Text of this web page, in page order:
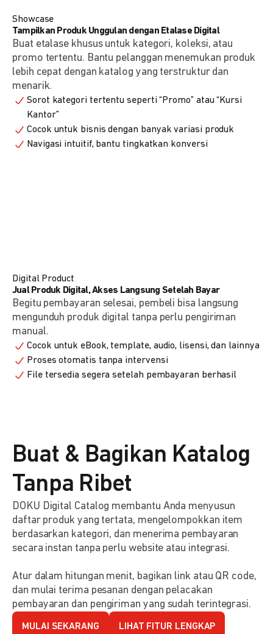
Showcase
Tampilkan Produk Unggulan dengan Etalase Digital
Buat etalase khusus untuk kategori, koleksi, atau
promo tertentu. Bantu pelanggan menemukan produk
lebih cepat dengan katalog yang terstruktur dan
menarik.
Sorot kategori tertentu seperti “Promo” atau “Kursi
Kantor”
Cocok untuk bisnis dengan banyak variasi produk
Navigasi intuitif, bantu tingkatkan konversi
Digital Product
Jual Produk Digital, Akses Langsung Setelah Bayar
Begitu pembayaran selesai, pembeli bisa langsung
mengunduh produk digital tanpa perlu pengiriman
manual.
Cocok untuk eBook, template, audio, lisensi, dan lainnya
Proses otomatis tanpa intervensi
File tersedia segera setelah pembayaran berhasil
Buat & Bagikan Katalog
Tanpa Ribet
DOKU Digital Catalog membantu Anda menyusun
daftar produk yang tertata, mengelompokkan item
berdasarkan kategori, dan menerima pembayaran
secara instan tanpa perlu website atau integrasi.
Atur dalam hitungan menit, bagikan link atau QR code,
dan mulai terima pesanan dengan pelacakan
pembayaran dan pengiriman yang sudah terintegrasi.
MULAI SEKARANG LIHAT FITUR LENGKAP